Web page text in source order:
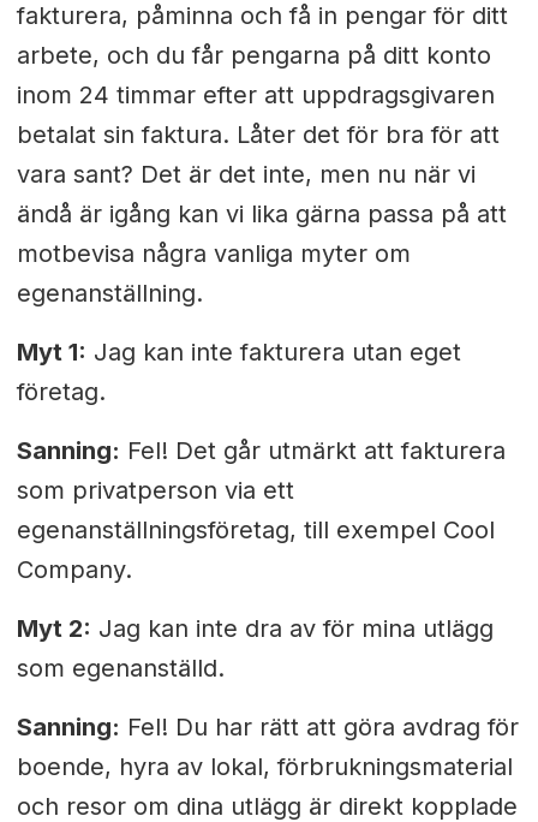
fakturera, påminna och få in pengar för ditt
arbete, och du får pengarna på ditt konto
inom 24 timmar efter att uppdragsgivaren
betalat sin faktura. Låter det för bra för att
vara sant? Det är det inte, men nu när vi
ändå är igång kan vi lika gärna passa på att
motbevisa några vanliga myter om
egenanställning.
Myt 1: Jag kan inte fakturera utan eget
företag.
Sanning: Fel! Det går utmärkt att fakturera
som privatperson via ett
egenanställningsföretag, till exempel Cool
Company.
Myt 2: Jag kan inte dra av för mina utlägg
som egenanställd.
Sanning: Fel! Du har rätt att göra avdrag för
boende, hyra av lokal, förbrukningsmaterial
och resor om dina utlägg är direkt kopplade